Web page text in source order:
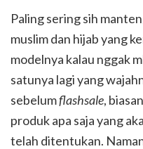
Paling sering sih
muslim dan hijab yang
modelnya kalau nggak
satunya lagi yang
sebelumflashsale,
produk apa saja yang
telah ditentukan.